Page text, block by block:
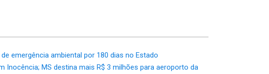
emergência ambiental por 180 dias no Estado
Inocência; MS destina mais R$ 3 milhões para aeroporto da